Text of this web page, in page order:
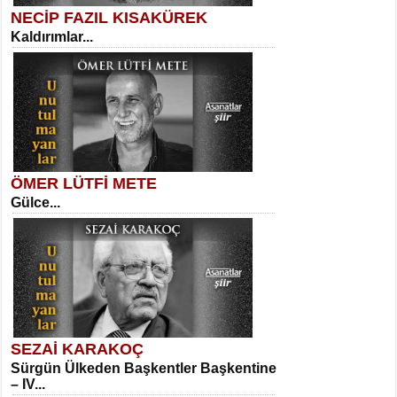
SELAHATTİN YILDIZ
İnsanın Zindanı...
MEHMET TAŞTAN
Vagon’da Bir Şairle...
SITKI CANEY
Oruçla Devrim ve Özgürlüğe…...
Sibel Orhan
İki Kırık Boşluk...
Meral Yağmur
Eski Bir Şiir...
NECİP FAZIL KISAKÜREK
Kaldırımlar...
ÖMER LÜTFİ METE
Gülce...
SEZAİ KARAKOÇ
Sürgün Ülkeden Başkentler Başkentine
– IV...